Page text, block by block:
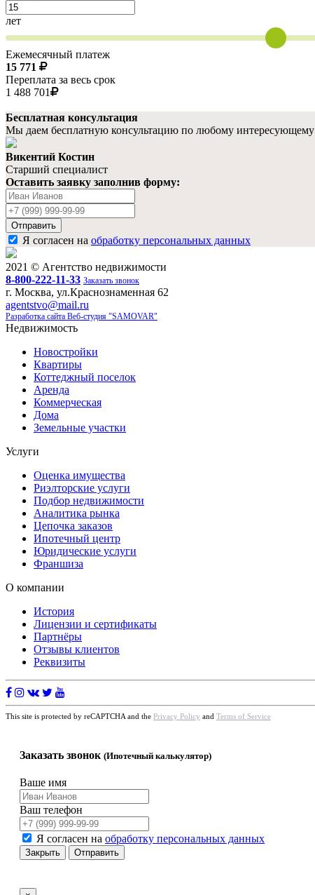
лет
Ежемесячный платеж
15 771
Переплата за весь срок
1 488 701
Бесплатная консультация
Мы даем бесплатную консультацию по любому интересующему
Викентий Костин
Старший специалист
Оставить заявку заполнив форму:
Ваше
имя
Ваш
телефон
Отправить
Я согласен на обработку персональных данных
2021 © Агентство недвижимости
8-800-222-11-33 Заказать звонок
г. Москва, ул.Краснознаменная 62
agentstvo@mail.ru
Разработка сайта Веб-студия "SAMOVAR"
Недвижимость
Новостройки
Квартиры
Коттеджный поселок
Аренда
Коммерческая
Дома
Земельные участки
Услуги
Оценка имущества
Риэлторские услуги
Подбор недвижимости
Аналитика рынка
Цепочка заказов
Ипотечный центр
Юридические услуги
Франшиза
О компании
История
Лицензии и сертификаты
Партнёры
Отзывы клиентов
Реквизиты
This site is protected by reCAPTCHA and the Privacy Policy and Terms of Service
Заказать звонок (Ипотечный калькулятор)
Ваше имя
Ваш телефон
Я согласен на обработку персональных данных
Закрыть Отправить